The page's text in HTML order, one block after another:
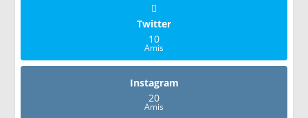
Twitter
10
Amis
Instagram
20
Amis